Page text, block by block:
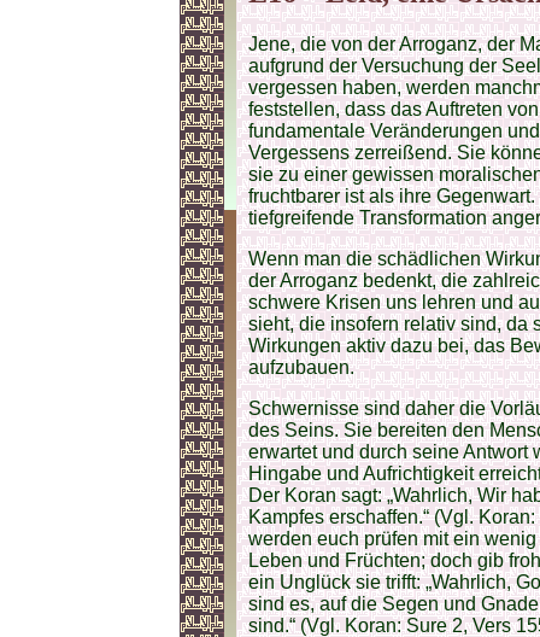
Jene, die von der Arroganz, der
aufgrund der Versuchung der
vergessen haben, werden
feststellen, dass das Auftreten
fundamentale Veränderungen
Vergessens zerreißend. Sie
sie zu einer gewissen
fruchtbarer ist als ihre
tiefgreifende Transformation
Wenn man die schädlichen
der Arroganz bedenkt, die
schwere Krisen uns lehren und
sieht, die insofern relativ sind, da
Wirkungen aktiv dazu bei, das
aufzubauen.
Schwernisse sind daher die
des Seins. Sie bereiten den
erwartet und durch seine Antwort
Hingabe und Aufrichtigkeit
Der Koran sagt: „Wahrlich, Wir
Kampfes erschaffen.“ (Vgl.
werden euch prüfen mit ein
Leben und Früchten; doch gib
ein Unglück sie trifft: „Wahrlich,
sind es, auf die Segen und
sind.“ (Vgl. Koran: Sure 2, Vers